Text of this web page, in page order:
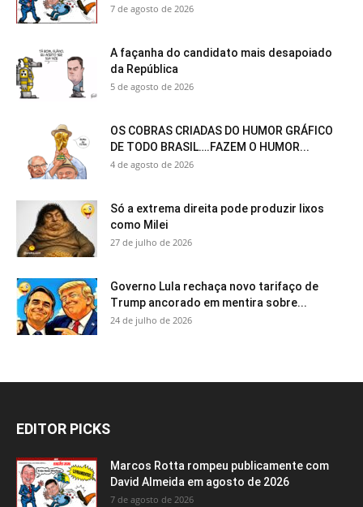
7 de agosto de 2026
A façanha do candidato mais desapoiado
da República
5 de agosto de 2026
OS COBRAS CRIADAS DO HUMOR GRÁFICO
DE TODO BRASIL….FAZEM O HUMOR...
4 de agosto de 2026
Só a extrema direita pode produzir lixos
como Milei
27 de julho de 2026
Governo Lula rechaça novo tarifaço de
Trump ancorado em mentira sobre...
24 de julho de 2026
EDITOR PICKS
Marcos Rotta rompeu publicamente com
David Almeida em agosto de 2026
7 de agosto de 2026